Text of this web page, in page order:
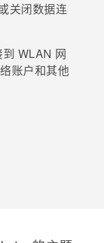
关闭数据连
WLAN 网
账户和其他